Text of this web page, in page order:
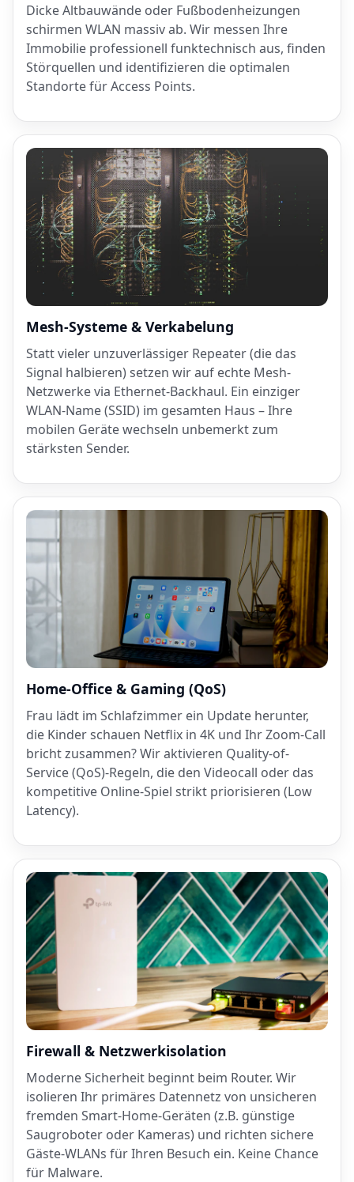
Dicke Altbauwände oder Fußbodenheizungen
schirmen WLAN massiv ab. Wir messen Ihre
Immobilie professionell funktechnisch aus, finden
Störquellen und identifizieren die optimalen
Standorte für Access Points.
Mesh-Systeme & Verkabelung
Statt vieler unzuverlässiger Repeater (die das
Signal halbieren) setzen wir auf echte Mesh-
Netzwerke via Ethernet-Backhaul. Ein einziger
WLAN-Name (SSID) im gesamten Haus – Ihre
mobilen Geräte wechseln unbemerkt zum
stärksten Sender.
Home-Office & Gaming (QoS)
Frau lädt im Schlafzimmer ein Update herunter,
die Kinder schauen Netflix in 4K und Ihr Zoom-Call
bricht zusammen? Wir aktivieren Quality-of-
Service (QoS)-Regeln, die den Videocall oder das
kompetitive Online-Spiel strikt priorisieren (Low
Latency).
Firewall & Netzwerkisolation
Moderne Sicherheit beginnt beim Router. Wir
isolieren Ihr primäres Datennetz von unsicheren
fremden Smart-Home-Geräten (z.B. günstige
Saugroboter oder Kameras) und richten sichere
Gäste-WLANs für Ihren Besuch ein. Keine Chance
für Malware.